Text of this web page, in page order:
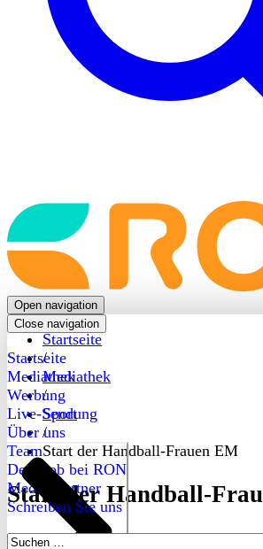
Back
to
frontpage
Open navigation
Close navigation
Startseite
Mediathek
Werbung
Live-Sendung
Über uns
Team
Dein Job bei RON
Medienpartner
Schreiben Sie uns
Suchen
Startseite
/
Mediathek
/
Sport
/
Start der Handball-Frauen EM
Start der Handball-